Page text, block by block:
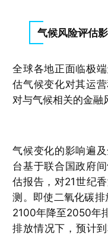
气候风险评估
全球各地正面临极
估气候变化对其运
对与气候相关的金融
气候变化的影响遍
台基于联合国政府
估报告，对21世纪
测。即使二氧化碳
2100年降至2050年
排放情况下，预计